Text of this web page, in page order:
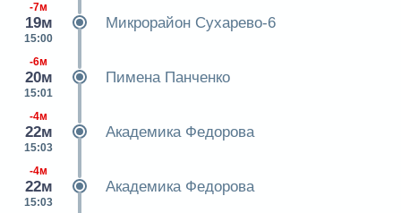
-7м
19м
15:00
Микрорайон Сухарево-6
-6м
20м
15:01
Пимена Панченко
-4м
22м
15:03
Академика Федорова
-4м
22м
15:03
Академика Федорова